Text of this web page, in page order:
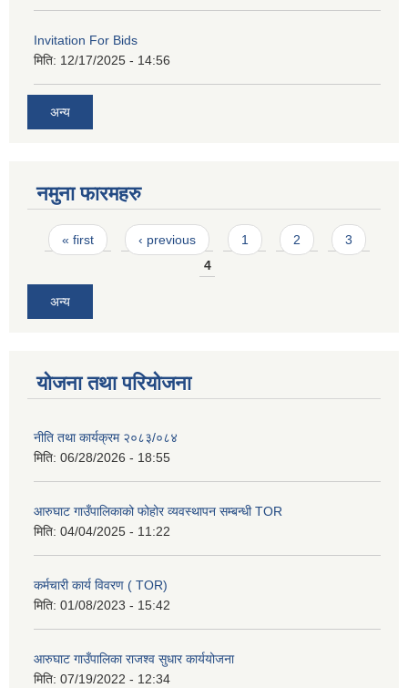
Invitation For Bids
मिति: 12/17/2025 - 14:56
अन्य
नमुना फारमहरु
Pages
« first ‹ previous 1 2
3
4
अन्य
योजना तथा परियोजना
नीति तथा कार्यक्रम २०८३/०८४
मिति: 06/28/2026 - 18:55
आरुघाट गाउँपालिकाको फोहोर व्यवस्थापन सम्बन्धी TOR
मिति: 04/04/2025 - 11:22
कर्मचारी कार्य विवरण ( TOR)
मिति: 01/08/2023 - 15:42
आरुघाट गाउँपालिका राजश्व सुधार कार्ययोजना
मिति: 07/19/2022 - 12:34